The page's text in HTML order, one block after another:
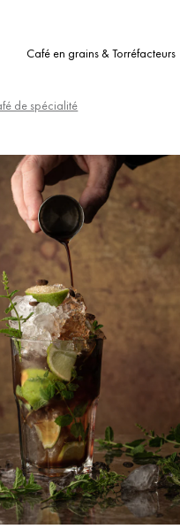
Café en grains & Torréfacteurs
de spécialité